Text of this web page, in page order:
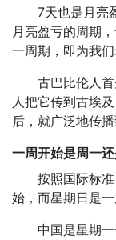
7天也是月亮
月亮盈亏的周期
一周期，即为我们
古巴比伦人
人把它传到古埃
后，就广泛地传播
一周开始是周一
按照国际标
始，而星期日是一
中国是星期